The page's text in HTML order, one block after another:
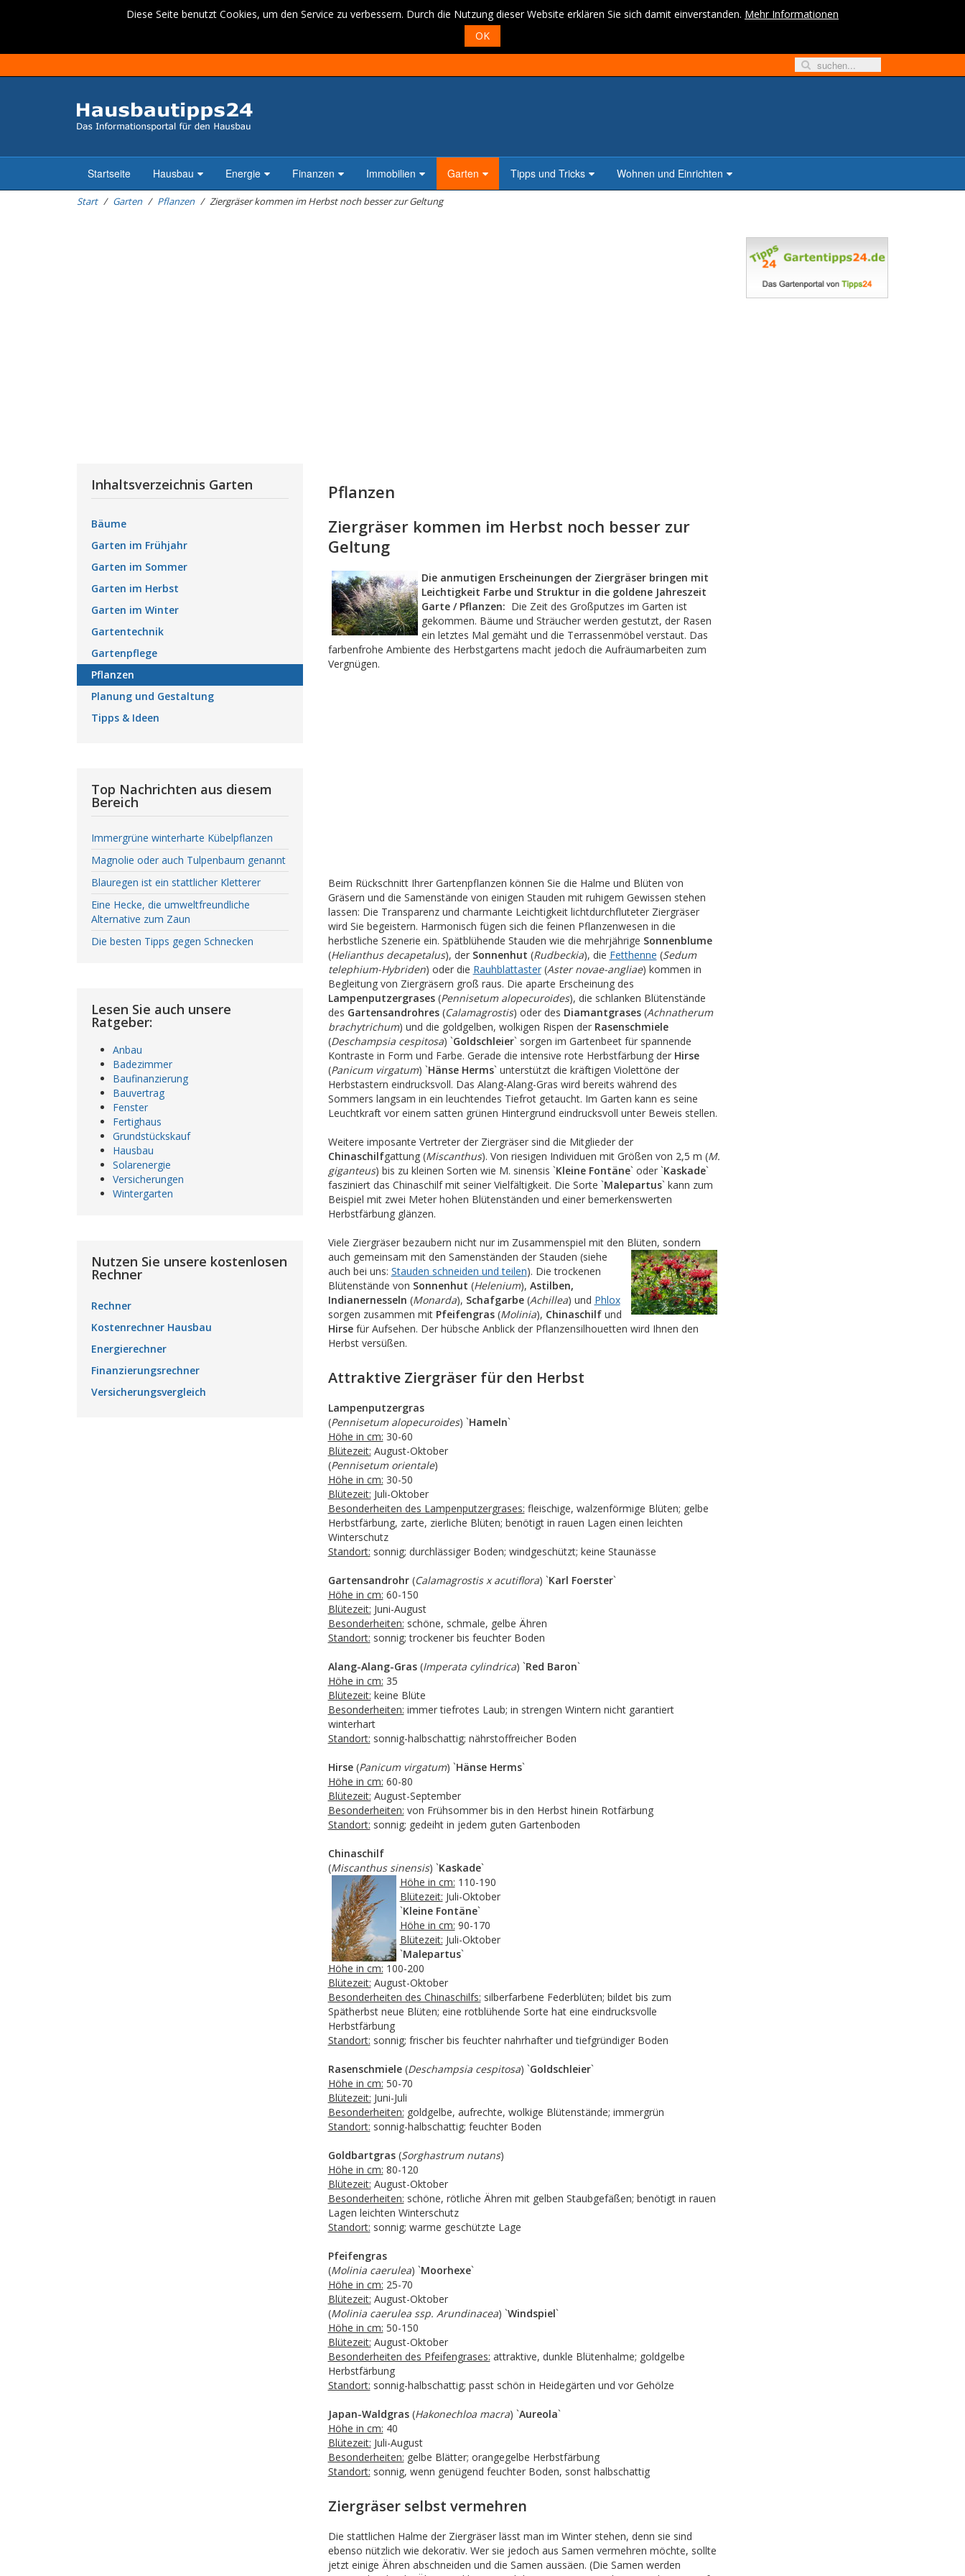
Diese Seite benutzt Cookies, um den Service zu verbessern. Durch die Nutzung dieser Website erklären Sie sich damit einverstanden. Mehr Informationen
OK
Startseite Hausbau Energie Finanzen Immobilien Garten Tipps und Tricks Wohnen und Einrichten
Start Garten Pflanzen Ziergräser kommen im Herbst noch besser zur Geltung
Pflanzen
Ziergräser kommen im Herbst noch besser zur
Geltung
Die anmutigen Erscheinungen der Ziergräser bringen mit
Leichtigkeit Farbe und Struktur in die goldene Jahreszeit
Garte / Pflanzen: Die Zeit des Großputzes im Garten ist
gekommen. Bäume und Sträucher werden gestutzt, der Rasen
ein letztes Mal gemäht und die Terrassenmöbel verstaut. Das
farbenfrohe Ambiente des Herbstgartens macht jedoch die Aufräumarbeiten zum
Vergnügen.
Beim Rückschnitt Ihrer Gartenpflanzen können Sie die Halme und Blüten von
Gräsern und die Samenstände von einigen Stauden mit ruhigem Gewissen stehen
lassen: Die Transparenz und charmante Leichtigkeit lichtdurchfluteter Ziergräser
wird Sie begeistern. Harmonisch fügen sich die feinen Pflanzenwesen in die
herbstliche Szenerie ein. Spätblühende Stauden wie die mehrjährige Sonnenblume
(Helianthus decapetalus), der Sonnenhut (Rudbeckia), die Fetthenne (Sedum
telephium-Hybriden) oder die Rauhblattaster(Aster novae-angliae) kommen in
Begleitung von Ziergräsern groß raus. Die aparte Erscheinung des
Lampenputzergrases(Pennisetum alopecuroides), die schlanken Blütenstände
des Gartensandrohres(Calamagrostis) oder des Diamantgrases(Achnatherum
brachytrichum) und die goldgelben, wolkigen Rispen der Rasenschmiele
(Deschampsia cespitosa) `Goldschleier` sorgen im Gartenbeet für spannende
Kontraste in Form und Farbe. Gerade die intensive rote Herbstfärbung der Hirse
(Panicum virgatum) `Hänse Herms` unterstützt die kräftigen Violettöne der
Herbstastern eindrucksvoll. Das Alang-Alang-Gras wird bereits während des
Sommers langsam in ein leuchtendes Tiefrot getaucht. Im Garten kann es seine
Leuchtkraft vor einem satten grünen Hintergrund eindrucksvoll unter Beweis stellen.
Weitere imposante Vertreter der Ziergräser sind die Mitglieder der
Chinaschilfgattung (Miscanthus). Von riesigen Individuen mit Größen von 2,5 m (M.
giganteus) bis zu kleinen Sorten wie M. sinensis `Kleine Fontäne` oder `Kaskade`
fasziniert das Chinaschilf mit seiner Vielfältigkeit. Die Sorte `Malepartus` kann zum
Beispiel mit zwei Meter hohen Blütenständen und einer bemerkenswerten
Herbstfärbung glänzen.
Viele Ziergräser bezaubern nicht nur im Zusammenspiel mit den Blüten, sondern
auch gemeinsam mit den Samenständen der Stauden (siehe
auch bei uns: Stauden schneiden und teilen). Die trockenen
Blütenstände von Sonnenhut (Helenium), Astilben,
Indianernesseln (Monarda), Schafgarbe(Achillea) und Phlox
sorgen zusammen mit Pfeifengras(Molinia), Chinaschilfund
Hirsefür Aufsehen. Der hübsche Anblick der Pflanzensilhouetten wird Ihnen den
Herbst versüßen.
Attraktive Ziergräser für den Herbst
Lampenputzergras
(Pennisetum alopecuroides) `Hameln`
Höhe in cm: 30-60
Blütezeit: August-Oktober
(Pennisetum orientale)
Höhe in cm: 30-50
Blütezeit: Juli-Oktober
Besonderheiten des Lampenputzergrases: fleischige, walzenförmige Blüten; gelbe
Herbstfärbung, zarte, zierliche Blüten; benötigt in rauen Lagen einen leichten
Winterschutz
Standort: sonnig; durchlässiger Boden; windgeschützt; keine Staunässe
Gartensandrohr(Calamagrostis x acutiflora) `Karl Foerster`
Höhe in cm: 60-150
Blütezeit: Juni-August
Besonderheiten: schöne, schmale, gelbe Ähren
Standort: sonnig; trockener bis feuchter Boden
Alang-Alang-Gras(Imperata cylindrica) `Red Baron`
Höhe in cm: 35
Blütezeit: keine Blüte
Besonderheiten: immer tiefrotes Laub; in strengen Wintern nicht garantiert
winterhart
Standort: sonnig-halbschattig; nährstoffreicher Boden
Hirse(Panicum virgatum) `Hänse Herms`
Höhe in cm: 60-80
Blütezeit: August-September
Besonderheiten: von Frühsommer bis in den Herbst hinein Rotfärbung
Standort: sonnig; gedeiht in jedem guten Gartenboden
Chinaschilf
(Miscanthus sinensis) `Kaskade`
Höhe in cm: 110-190
Blütezeit: Juli-Oktober
`Kleine Fontäne`
Höhe in cm: 90-170
Blütezeit: Juli-Oktober
`Malepartus`
Höhe in cm: 100-200
Blütezeit: August-Oktober
Besonderheiten des Chinaschilfs: silberfarbene Federblüten; bildet bis zum
Spätherbst neue Blüten; eine rotblühende Sorte hat eine eindrucksvolle
Herbstfärbung
Standort: sonnig; frischer bis feuchter nahrhafter und tiefgründiger Boden
Rasenschmiele(Deschampsia cespitosa) `Goldschleier`
Höhe in cm: 50-70
Blütezeit: Juni-Juli
Besonderheiten: goldgelbe, aufrechte, wolkige Blütenstände; immergrün
Standort: sonnig-halbschattig; feuchter Boden
Goldbartgras(Sorghastrum nutans)
Höhe in cm: 80-120
Blütezeit: August-Oktober
Besonderheiten: schöne, rötliche Ähren mit gelben Staubgefäßen; benötigt in rauen
Lagen leichten Winterschutz
Standort: sonnig; warme geschützte Lage
Pfeifengras
(Molinia caerulea) `Moorhexe`
Höhe in cm: 25-70
Blütezeit: August-Oktober
(Molinia caerulea ssp. Arundinacea) `Windspiel`
Höhe in cm: 50-150
Blütezeit: August-Oktober
Besonderheiten des Pfeifengrases: attraktive, dunkle Blütenhalme; goldgelbe
Herbstfärbung
Standort: sonnig-halbschattig; passt schön in Heidegärten und vor Gehölze
Japan-Waldgras(Hakonechloa macra) `Aureola`
Höhe in cm: 40
Blütezeit: Juli-August
Besonderheiten: gelbe Blätter; orangegelbe Herbstfärbung
Standort: sonnig, wenn genügend feuchter Boden, sonst halbschattig
Ziergräser selbst vermehren
Die stattlichen Halme der Ziergräser lässt man im Winter stehen, denn sie sind
ebenso nützlich wie dekorativ. Wer sie jedoch aus Samen vermehren möchte, sollte
jetzt einige Ähren abschneiden und die Samen aussäen. (Die Samen werden
Inhaltsverzeichnis Garten
Bäume
Garten im Frühjahr
Garten im Sommer
Garten im Herbst
Garten im Winter
Gartentechnik
Gartenpflege
Pflanzen
Planung und Gestaltung
Tipps & Ideen
Top Nachrichten aus diesem
Bereich
Immergrüne winterharte Kübelpflanzen
Magnolie oder auch Tulpenbaum genannt
Blauregen ist ein stattlicher Kletterer
Eine Hecke, die umweltfreundliche
Alternative zum Zaun
Die besten Tipps gegen Schnecken
Lesen Sie auch unsere
Ratgeber:
Anbau
Badezimmer
Baufinanzierung
Bauvertrag
Fenster
Fertighaus
Grundstückskauf
Hausbau
Solarenergie
Versicherungen
Wintergarten
Nutzen Sie unsere kostenlosen
Rechner
Rechner
Kostenrechner Hausbau
Energierechner
Finanzierungsrechner
Versicherungsvergleich